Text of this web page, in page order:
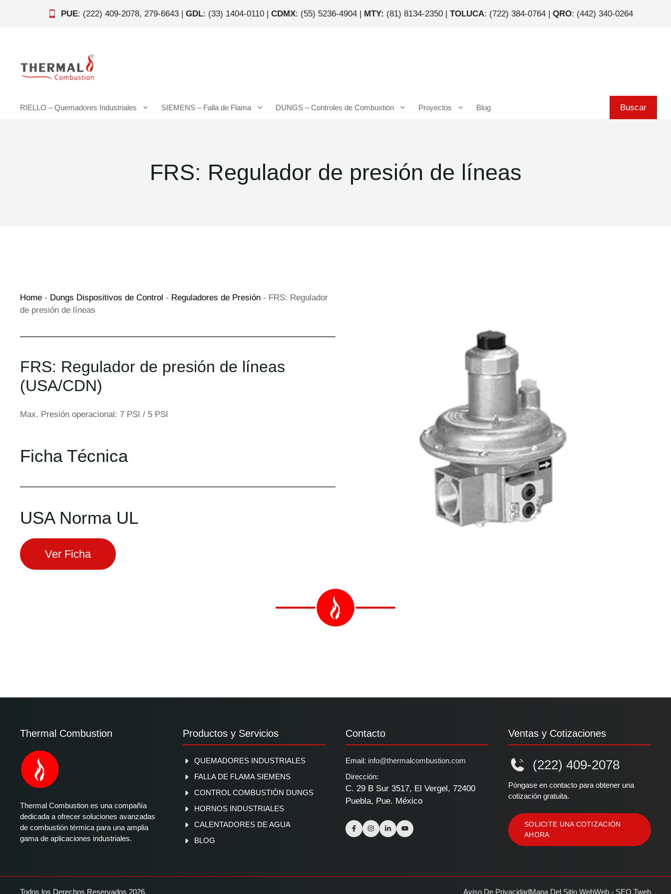
PUE: (222) 409-2078, 279-6643 | GDL: (33) 1404-0110 | CDMX: (55) 5236-4904 | MTY: (81) 8134-2350 | TOLUCA: (722) 384-0764 | QRO: (442) 340-0264
RIELLO – Quemadores Industriales SIEMENS – Falla de Flama DUNGS – Controles de Combustión Proyectos Blog Buscar
FRS: Regulador de presión de líneas
Home - Dungs Dispositivos de Control - Reguladores de Presión - FRS: Regulador
de presión de líneas
FRS: Regulador de presión de líneas
(USA/CDN)
Max. Presión operacional: 7 PSI / 5 PSI
Ficha Técnica
USA Norma UL
Ver Ficha
Thermal Combustion
Thermal Combustion es una compañía
dedicada a ofrecer soluciones avanzadas
de combustión térmica para una amplia
gama de aplicaciones industriales.
Productos y Servicios
QUEMADORES INDUSTRIALES
FALLA DE FLAMA SIEMENS
CONTROL COMBUSTIÓN DUNGS
HORNOS INDUSTRIALES
CALENTADORES DE AGUA
BLOG
Contacto
Email: info@thermalcombustion.com
Dirección:
C. 29 B Sur 3517, El Vergel, 72400
Puebla, Pue. México
Ventas y Cotizaciones
(222) 409-2078
Póngase en contacto para obtener una
cotización gratuita.
SOLICITE UNA COTIZACIÓN
AHORA
Todos los Derechos Reservados 2026 Aviso De PrivacidadMapa Del Sitio WebWeb - SEO Tweb